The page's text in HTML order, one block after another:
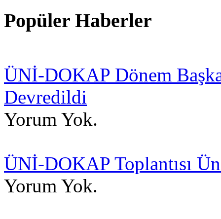
Popüler Haberler
ÜNİ-DOKAP Dönem
Devredildi
Yorum Yok.
ÜNİ-DOKAP Toplantısı
Yorum Yok.